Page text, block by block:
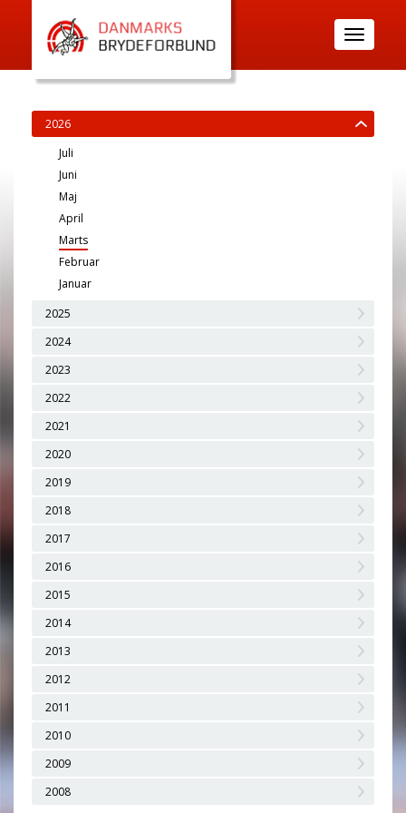
Toggle
navigation
2026
Juli
Juni
Maj
April
Marts
Februar
Januar
2025
2024
2023
2022
2021
2020
2019
2018
2017
2016
2015
2014
2013
2012
2011
2010
2009
2008